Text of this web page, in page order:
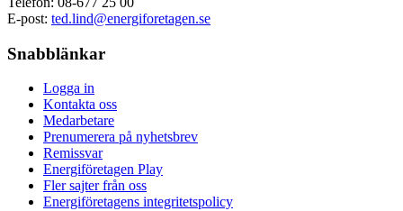
E-post: ted.lind@energiforetagen.se
Snabblänkar
Logga in
Kontakta oss
Medarbetare
Prenumerera på nyhetsbrev
Remissvar
Energiföretagen Play
Fler sajter från oss
Energiföretagens integritetspolicy